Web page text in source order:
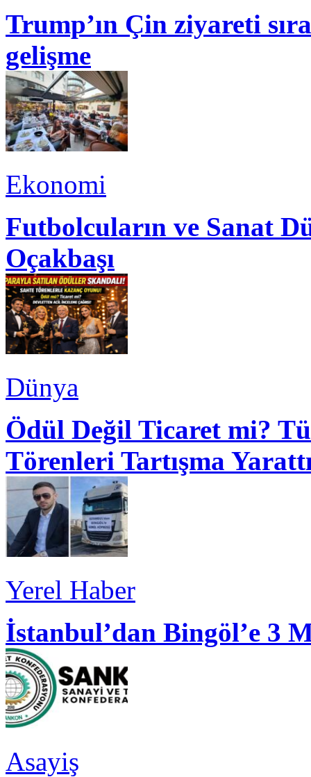
Trump’ın Çin ziyareti
gelişme
Ekonomi
Futbolcuların ve Sanat
Oçakbaşı
Dünya
Ödül Değil Ticaret mi?
Törenleri Tartışma
Yerel Haber
İstanbul’dan Bingöl’e 3
Asayiş